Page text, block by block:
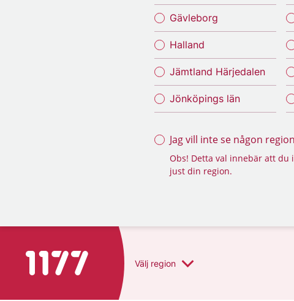
Gävleborg
Halland
Jämtland Härjedalen
Jönköpings län
Jag vill inte se någon
Obs! Detta val innebär att
just din region.
Till startsidan för 1177 Välj region